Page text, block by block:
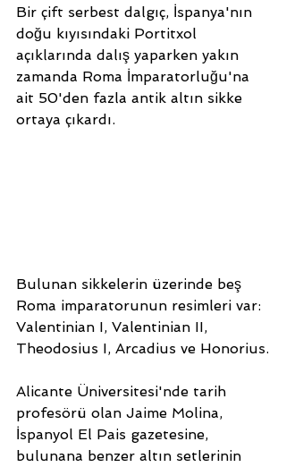
Bir çift serbest dalgıç, İspanya'nın
doğu kıyısındaki Portitxol
açıklarında dalış yaparken yakın
zamanda Roma İmparatorluğu'na
ait 50'den fazla antik altın sikke
ortaya çıkardı.
Bulunan sikkelerin üzerinde beş
Roma imparatorunun resimleri var:
Valentinian I, Valentinian II,
Theodosius I, Arcadius ve Honorius.
Alicante Üniversitesi'nde tarih
profesörü olan Jaime Molina,
İspanyol El Pais gazetesine,
bulunana benzer altın setlerinin